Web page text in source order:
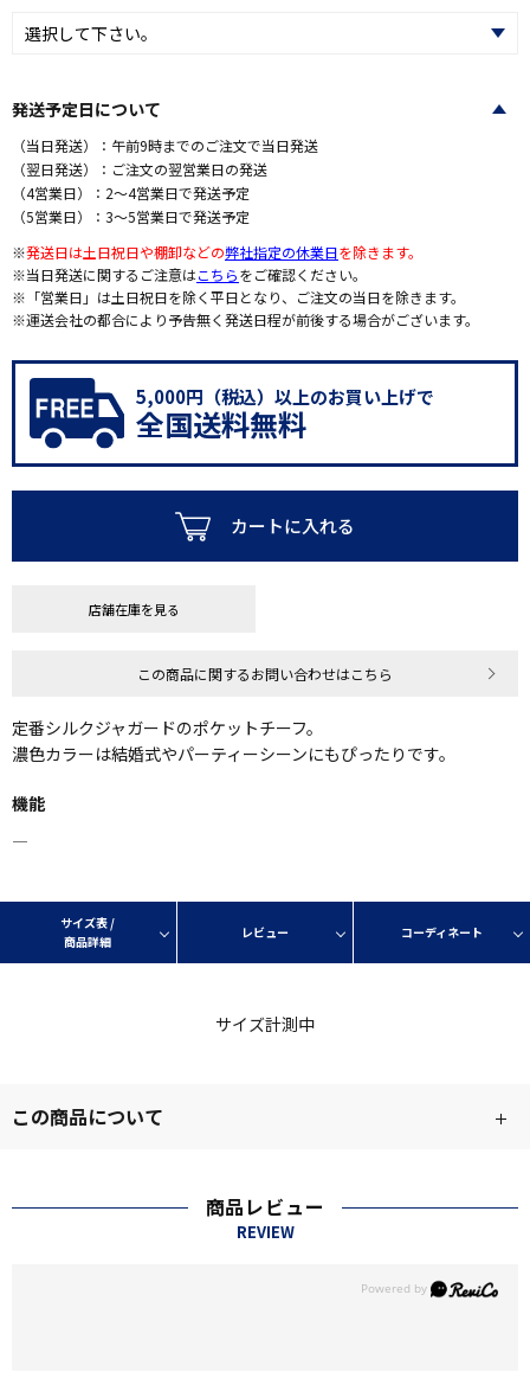
発送予定日について
（当日発送）：午前9時までのご注文で当日発送
（翌日発送）：ご注文の翌営業日の発送
（4営業日）：2～4営業日で発送予定
（5営業日）：3～5営業日で発送予定
※発送日は土日祝日や棚卸などの弊社指定の休業日を除きます。
※当日発送に関するご注意はこちらをご確認ください。
※「営業日」は土日祝日を除く平日となり、ご注文の当日を除きます。
※運送会社の都合により予告無く発送日程が前後する場合がございます。
5,000円（税込）以上のお買い上げで
全国送料無料
カートに入れる
店舗在庫を見る
この商品に関するお問い合わせはこちら
定番シルクジャガードのポケットチーフ。
濃色カラーは結婚式やパーティーシーンにもぴったりです。
機能
―
サイズ表 /
商品詳細
レビュー コーディネート
サイズ計測中
この商品について
商品レビュー
REVIEW